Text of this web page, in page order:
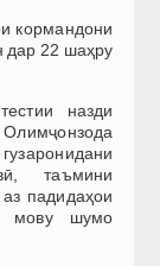
кормандони
дар 22 шаҳру
назди
таъмини
падидаҳои
мову шумо